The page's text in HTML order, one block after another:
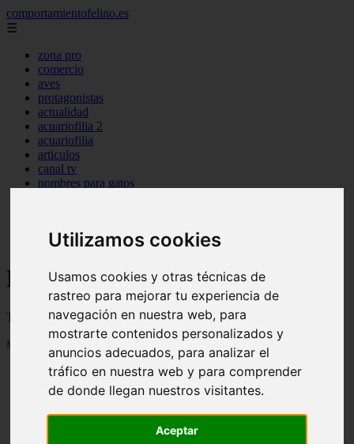
Utilizamos cookies
Usamos cookies y otras técnicas de
rastreo para mejorar tu experiencia de
navegación en nuestra web, para
mostrarte contenidos personalizados y
anuncios adecuados, para analizar el
tráfico en nuestra web y para comprender
de donde llegan nuestros visitantes.
Aceptar
comportamientofelino.es
☰
zona pro
comercio
aves
protagonistas
actualidad
acuariofilia 2
acuariofilia
articulos
canal tv
nombres para gatos
zona pro
Blog sobre gatos
Todo sobre gatos, nombres de gatos y razas de gatos
Mostrando 1 - 24 de 2799 artículos